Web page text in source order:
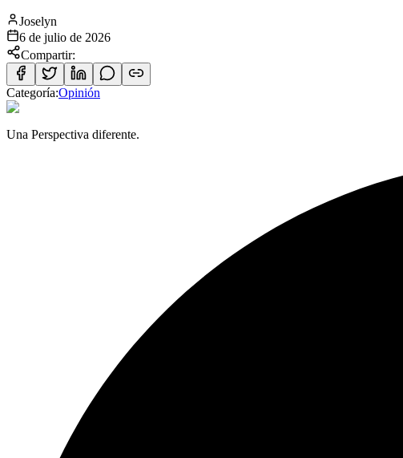
Joselyn
6 de julio de 2026
Compartir:
Categoría:Opinión
Una Perspectiva diferente.